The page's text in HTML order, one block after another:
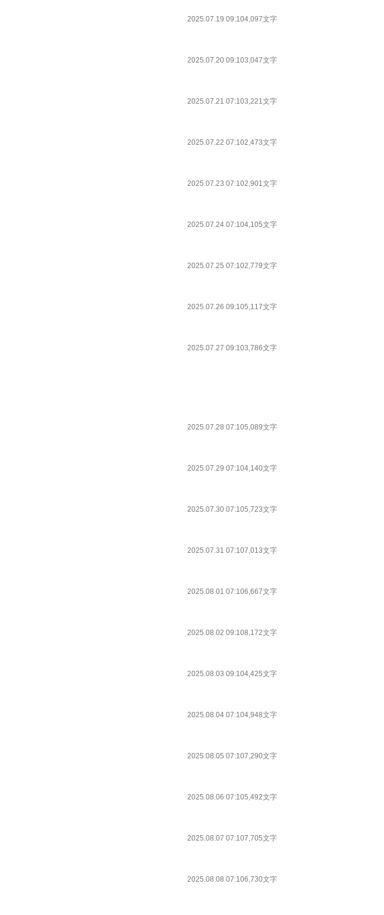
2025.07.19 09:104,097文字
2025.07.20 09:103,047文字
2025.07.21 07:103,221文字
2025.07.22 07:102,473文字
2025.07.23 07:102,901文字
2025.07.24 07:104,105文字
2025.07.25 07:102,779文字
2025.07.26 09:105,117文字
2025.07.27 09:103,786文字
2025.07.28 07:105,089文字
2025.07.29 07:104,140文字
2025.07.30 07:105,723文字
2025.07.31 07:107,013文字
2025.08.01 07:106,667文字
2025.08.02 09:108,172文字
2025.08.03 09:104,425文字
2025.08.04 07:104,948文字
2025.08.05 07:107,290文字
2025.08.06 07:105,492文字
2025.08.07 07:107,705文字
2025.08.08 07:106,730文字